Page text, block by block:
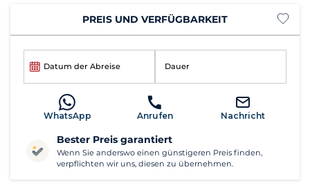
PREIS UND VERFÜGBARKEIT
Datum der Abreise Dauer
WhatsApp Anrufen Nachricht
Bester Preis garantiert
Wenn Sie anderswo einen günstigeren Preis finden,
verpflichten wir uns, diesen zu übernehmen.